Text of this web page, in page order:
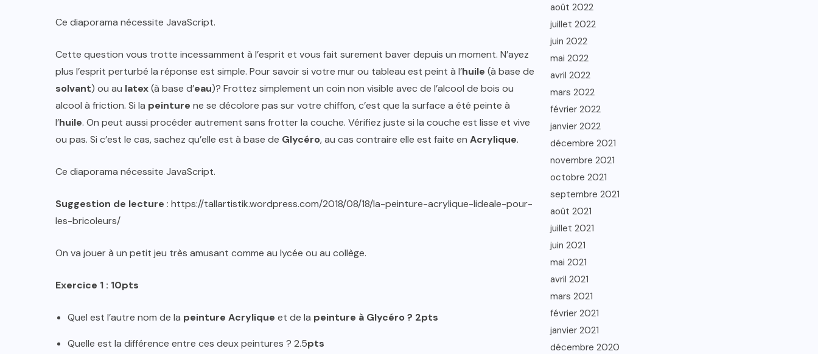
Ce diaporama nécessite JavaScript.
Cette question vous trotte incessamment à l’esprit et vous fait surement baver depuis un moment. N’ayez
plus l’esprit perturbé la réponse est simple. Pour savoir si votre mur ou tableau est peint à l’huile (à base de
solvant) ou au latex(à base d’eau)? Frottez simplement un coin non visible avec de l’alcool de bois ou
alcool à friction. Si la peinture ne se décolore pas sur votre chiffon, c’est que la surface a été peinte à
l’huile. On peut aussi procéder autrement sans frotter la couche. Vérifiez juste si la couche est lisse et vive
ou pas. Si c’est le cas, sachez qu’elle est à base de Glycéro, au cas contraire elle est faite en Acrylique.
Ce diaporama nécessite JavaScript.
Suggestion de lecture : https://tallartistik.wordpress.com/2018/08/18/la-peinture-acrylique-lideale-pour-
les-bricoleurs/
On va jouer à un petit jeu très amusant comme au lycée ou au collège.
Exercice 1 : 10pts
Quel est l’autre nom de la peinture Acrylique et de la peinture à Glycéro ? 2pts
Quelle est la différence entre ces deux peintures ? 2.5pts
août 2022
juillet 2022
juin 2022
mai 2022
avril 2022
mars 2022
février 2022
janvier 2022
décembre 2021
novembre 2021
octobre 2021
septembre 2021
août 2021
juillet 2021
juin 2021
mai 2021
avril 2021
mars 2021
février 2021
janvier 2021
décembre 2020